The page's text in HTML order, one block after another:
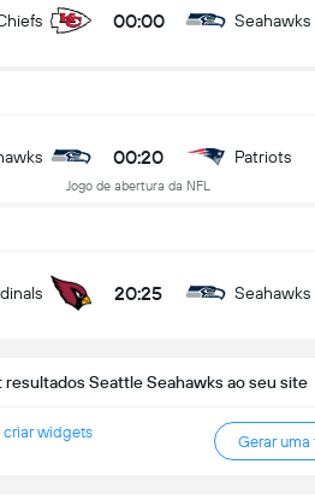
00:00 Seahawks
00:20
Jogo de abertura da NFL
Patriots
20:25 Seahawks
Seattle Seahawks ao seu site
criar widgets
Gerar uma
Seahawks